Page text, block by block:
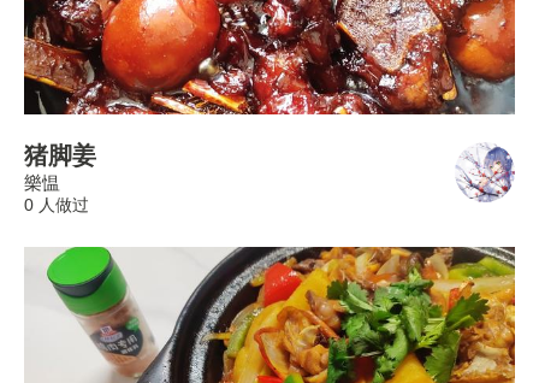
猪脚姜
樂愠
0 人做过